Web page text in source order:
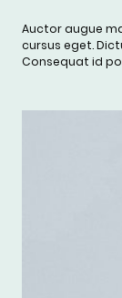
Auctor augue
cursus eget.
Consequat id